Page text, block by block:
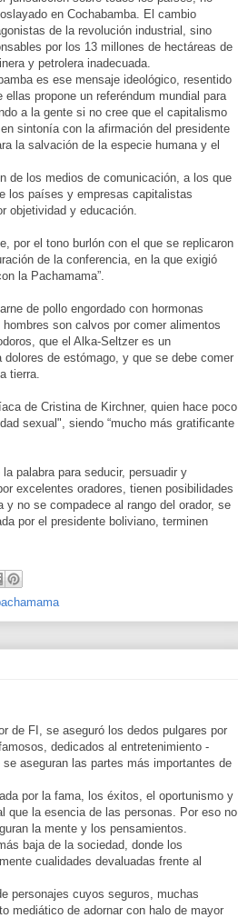
en Cochabamba. El cambio
de la revolución industrial, sino
por los 13 millones de hectáreas de
y petrolera inadecuada.
es ese mensaje ideológico, resentido
propone un referéndum mundial para
a la gente si no cree que el capitalismo
sintonía con la afirmación del presidente
la salvación de la especie humana y el
de los medios de comunicación, a los que
los países y empresas capitalistas
objetividad y educación.
por el tono burlón con el que se replicaron
de la conferencia, en la que exigió
la Pachamama”.
de pollo engordado con hormonas
son calvos por comer alimentos
que el Alka-Seltzer es un
de estómago, y que se debe comer
tierra.
de Cristina de Kirchner, quien hace poco
sexual", siendo “mucho más gratificante
palabra para seducir, persuadir y
excelentes oradores, tienen posibilidades
no se compadece al rango del orador, se
por el presidente boliviano, terminen
de FI, se aseguró los dedos pulgares por
dedicados al entretenimiento -
aseguran las partes más importantes de
por la fama, los éxitos, el oportunismo y
que la esencia de las personas. Por eso no
la mente y los pensamientos.
baja de la sociedad, donde los
cualidades devaluadas frente al
personajes cuyos seguros, muchas
mediático de adornar con halo de mayor